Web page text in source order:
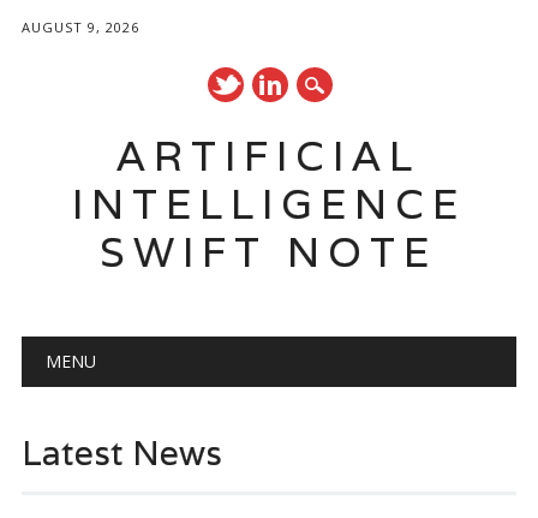
AUGUST 9, 2026
ARTIFICIAL
INTELLIGENCE
SWIFT NOTE
Main menu
MENU
Latest News